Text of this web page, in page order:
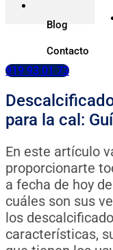
Blog
Contacto
919 93 01 73
para la cal:
En este artículo
proporcionarte
a fecha de hoy
cuáles son sus
los
características,